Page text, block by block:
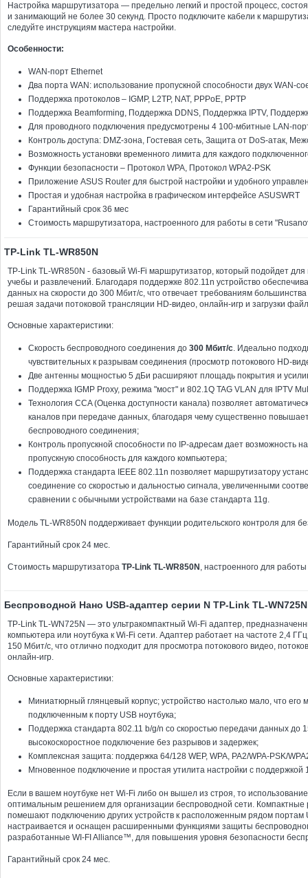
Настройка маршрутизатора — предельно легкий и простой процесс,
и занимающий не более 30 секунд. Просто подключите кабели к
следуйте инструкциям мастера настройки.
Особенности:
WAN-порт Ethernet
Два порта WAN: использование пропускной способности двух WAN-
Поддержка протоколов – IGMP, L2TP, NAT, PPPoE, PPTP
Поддержка Beamforming, Поддержка DDNS, Поддержка IPTV,
Для проводного подключения предусмотрены 4 100-мбитные LAN-
Контроль доступа: DMZ-зона, Гостевая сеть, Защита от DoS-атак,
Возможность установки временного лимита для каждого
Функции безопасности – Протокол WPA, Протокол WPA2-PSK
Приложение ASUS Router для быстрой настройки и удобного
Простая и удобная настройка в графическом интерфейсе ASUSWRT
Гарантийный срок 36 мес
Стоимость маршрутизатора, настроенного для работы в сети
TP-Link TL-WR850N
TP-Link TL-WR850N - базовый Wi-Fi маршрутизатор, который подойдет
учебы и развлечений. Благодаря поддержке 802.11n устройство
данных на скорости до 300 Мбит/с, что отвечает требованиям
решая задачи потоковой трансляции HD-видео, онлайн-игр и загрузки
Основные характеристики:
Скорость беспроводного соединения до 300 Мбит/с. Идеально
чувствительных к разрывам соединения (просмотр потокового HD-
Две антенны мощностью 5 дБи расширяют площадь покрытия и
Поддержка IGMP Proxy, режима "мост" и 802.1Q TAG VLAN для IPTV
Технология CCA (Оценка доступности канала) позволяет
каналов при передаче данных, благодаря чему существенно
беспроводного соединения;
Контроль пропускной способности по IP-адресам дает возможность
пропускную способность для каждого компьютера;
Поддержка стандарта IEEE 802.11n позволяет маршрутизатору
соединение со скоростью и дальностью сигнала, увеличенными
сравнении с обычными устройствами на базе стандарта 11g.
Модель TL-WR850N поддерживает функции родительского контроля для
Гарантийный срок 24 мес.
Стоимость маршрутизатора TP-Link TL-WR850N , настроенного для
Беспроводной Нано USB-адаптер серии N TP-Link TL-WN725N
TP-Link TL-WN725N — это ультракомпактный Wi-Fi адаптер,
компьютера или ноутбука к Wi-Fi сети. Адаптер работает на частоте 2,4
150 Мбит/с, что отлично подходит для просмотра потокового видео,
онлайн-игр.
Основные характеристики:
Миниатюрный глянцевый корпус; устройство настолько мало, что его
подключенным к порту USB ноутбука;
Поддержка стандарта 802.11 b/g/n со скоростью передачи данных до
высокоскоростное подключение без разрывов и задержек;
Комплексная защита: поддержка 64/128 WEP, WPA, PA2/WPA-PSK/
Мгновенное подключение и простая утилита настройки с поддержкой
Если в вашем ноутбуке нет Wi-Fi либо он вышел из строя, то
оптимальным решением для организации беспроводной сети.
помешают подключению других устройств к расположенным рядом портам
настраивается и оснащен расширенными функциями защиты
разработанные WI-FI Alliance™, для повышения уровня безопасности
Гарантийный срок 24 мес.